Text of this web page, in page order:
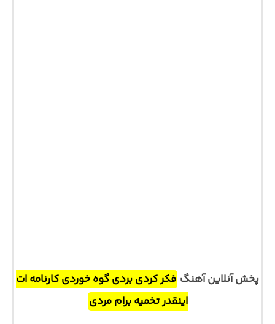
پخش آنلاین آهنگ فکر کردی بردی گوه خوردی کارنامه‌ ات
اینقدر تخمیه برام مردی